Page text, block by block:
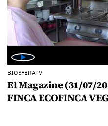
BIOSFERATV
El Magazine (31/07/
FINCA ECOFINCA